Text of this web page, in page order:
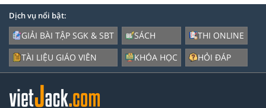
Dịch vụ nổi bật:
GIẢI BÀI TẬP SGK & SBT
TÀI LIỆU GIÁO VIÊN
SÁCH
KHÓA HỌC
THI ONLINE
HỎI ĐÁP